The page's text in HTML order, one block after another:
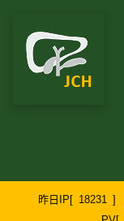
昨日IP[ 18231 ]